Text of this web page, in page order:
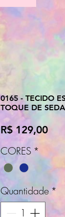
0165 - TECIDO
TOQUE DE SEDA
R$ 129,00
CORES *
Quantidade *